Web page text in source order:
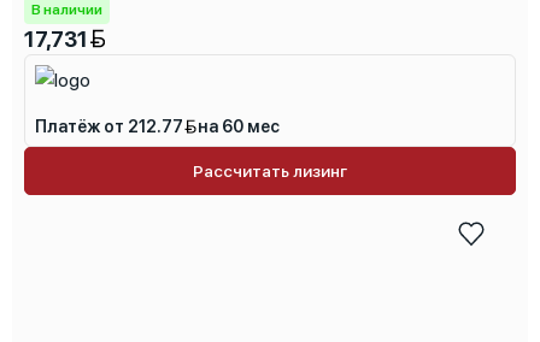
В наличии
17,731
Платёж от 212.77 на 60 мес
Рассчитать лизинг